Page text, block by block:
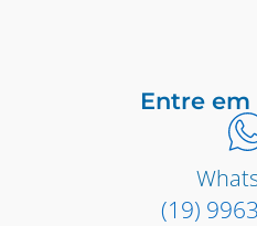
Entre
(19)